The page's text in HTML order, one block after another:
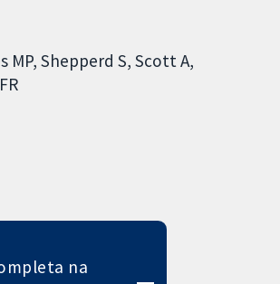
MP Shepperd S Scott A
na